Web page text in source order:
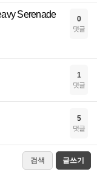
Serenade
0
댓글
1
댓글
5
댓글
검색 글쓰기